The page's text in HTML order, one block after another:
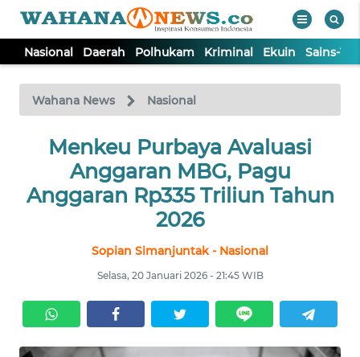
Nasional Daerah Polhukam Kriminal Ekuin Sains-
Wahana News Nasional
Menkeu Purbaya Avaluasi
Anggaran MBG, Pagu
Anggaran Rp335 Triliun Tahun
2026
Sopian Simanjuntak - Nasional
Selasa, 20 Januari 2026 - 21:45 WIB
TV
Tutup
NASIONAL
DAERAH
EKUIN